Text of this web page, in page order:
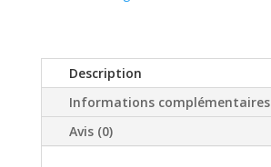
Description
Informations complémentaires
Avis (0)